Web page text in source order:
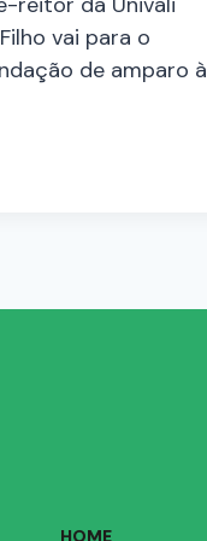
vai para o
de amparo à
HOME